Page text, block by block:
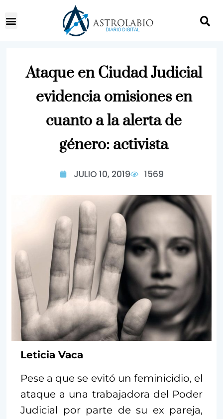
Ataque en Ciudad Judicial
evidencia omisiones en
cuanto a la alerta de
género: activista
JULIO 10, 2019 1569
Leticia Vaca
Pese a que se evitó un feminicidio, el
ataque a una trabajadora del Poder
Judicial por parte de su ex pareja,